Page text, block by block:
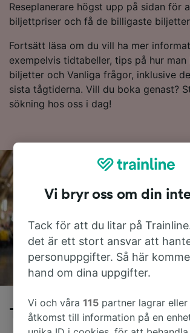
Reseplanerare högst upp på sidan för
biljettpriser och få de billigaste
Fortsätt läsa om du vill ha mer
exempelvis tidtabeller, tips på hur
biljetter och Vanliga frågor, inklusive
sista tågtiderna. Vill du boka genast?
sökning hos oss i dag!
Tåg från Salamanca till
Vi bryr oss om din
Tack för att du litar på
det är ett stort ansvar att
personuppgifter. Så här
hand om dina uppgifter.
Vi och våra115 partner lagrar
åtkomst till information på en